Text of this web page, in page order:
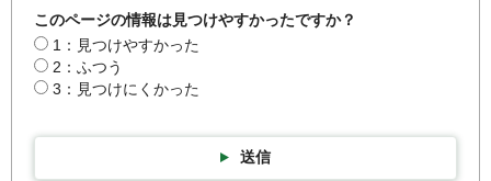
このページの情報は見つけやすかったですか？
1：見つけやすかった
2：ふつう
3：見つけにくかった
送信